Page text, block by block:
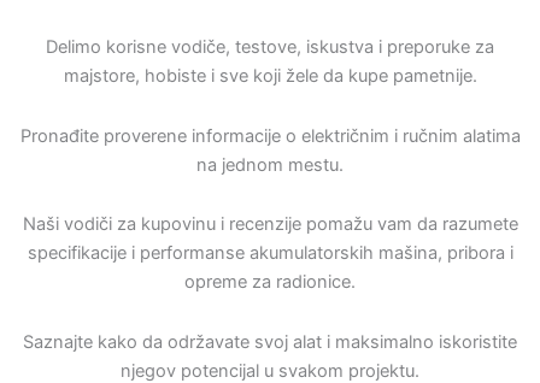
Delimo korisne vodiče, testove, iskustva i preporuke za
majstore, hobiste i sve koji žele da kupe pametnije.
Pronađite proverene informacije o električnim i ručnim alatima
na jednom mestu.
Naši vodiči za kupovinu i recenzije pomažu vam da razumete
specifikacije i performanse akumulatorskih mašina, pribora i
opreme za radionice.
Saznajte kako da održavate svoj alat i maksimalno iskoristite
njegov potencijal u svakom projektu.